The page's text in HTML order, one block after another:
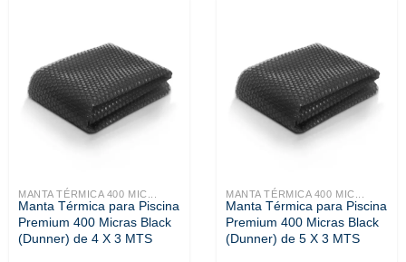
MANTA TÉRMICA 400 MIC...
Manta Térmica para Piscina
Premium 400 Micras Black
(Dunner) de 4 X 3 MTS
MANTA TÉRMICA 400 MIC...
Manta Térmica para Piscina
Premium 400 Micras Black
(Dunner) de 5 X 3 MTS